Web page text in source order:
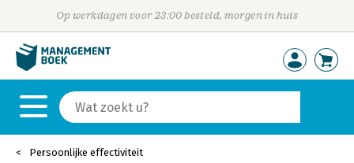
Op werkdagen voor 23:00 besteld, morgen in huis
Persoonlijke effectiviteit